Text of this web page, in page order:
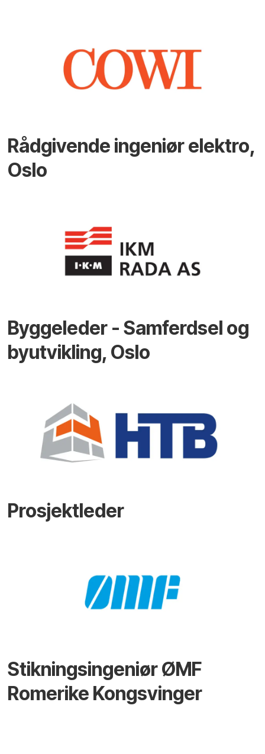
Rådgivende ingeniør elektro,
Oslo
Byggeleder - Samferdsel og
byutvikling, Oslo
Prosjektleder
Stikningsingeniør ØMF
Romerike Kongsvinger